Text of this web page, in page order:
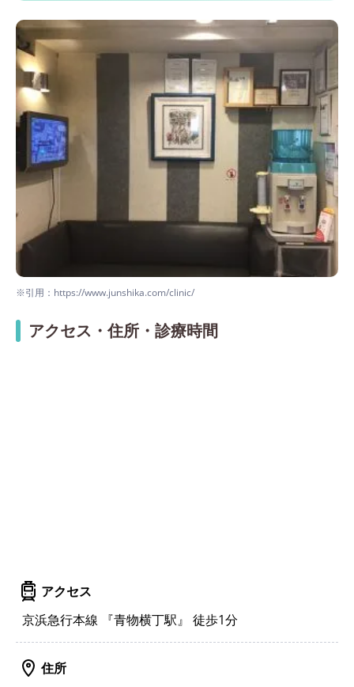
※引用：https://www.junshika.com/clinic/
アクセス・住所・診療時間
アクセス
京浜急行本線 『青物横丁駅』 徒歩1分
住所